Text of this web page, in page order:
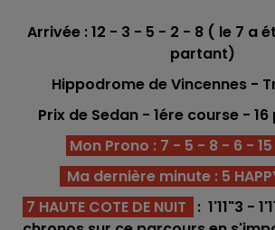
Arrivée : 12 - 3 - 5 - 2 - 8 ( le 7 a
partant)
Hippodrome de Vincennes -
Prix de Sedan - 1ére course - 16
Mon Prono : 7 - 5 - 8 - 6 - 15
Ma dernière minute : 5
7 HAUTE COTE DE NUIT
: 1'11"3 -